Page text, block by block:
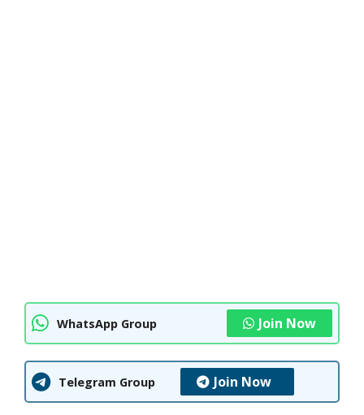
WhatsApp Group Join Now
Telegram Group Join Now